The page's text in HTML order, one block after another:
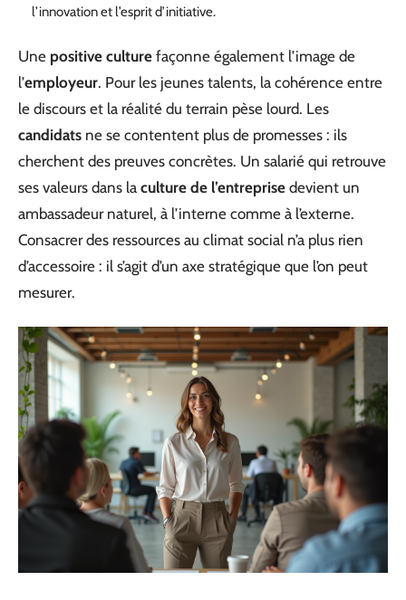
l’innovation et l’esprit d’initiative.
Une positive culture façonne également l’image de
l’employeur. Pour les jeunes talents, la cohérence entre
le discours et la réalité du terrain pèse lourd. Les
candidats ne se contentent plus de promesses : ils
cherchent des preuves concrètes. Un salarié qui retrouve
ses valeurs dans la culture de l’entreprise devient un
ambassadeur naturel, à l’interne comme à l’externe.
Consacrer des ressources au climat social n’a plus rien
d’accessoire : il s’agit d’un axe stratégique que l’on peut
mesurer.